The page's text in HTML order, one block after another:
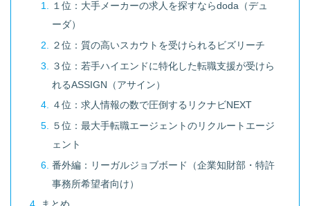
１位：大手メーカーの求人を探すならdoda（デュ
ーダ）
２位：質の高いスカウトを受けられるビズリーチ
３位：若手ハイエンドに特化した転職支援が受けら
れるASSIGN（アサイン）
４位：求人情報の数で圧倒するリクナビNEXT
５位：最大手転職エージェントのリクルートエージ
ェント
番外編：リーガルジョブボード（企業知財部・特許
事務所希望者向け）